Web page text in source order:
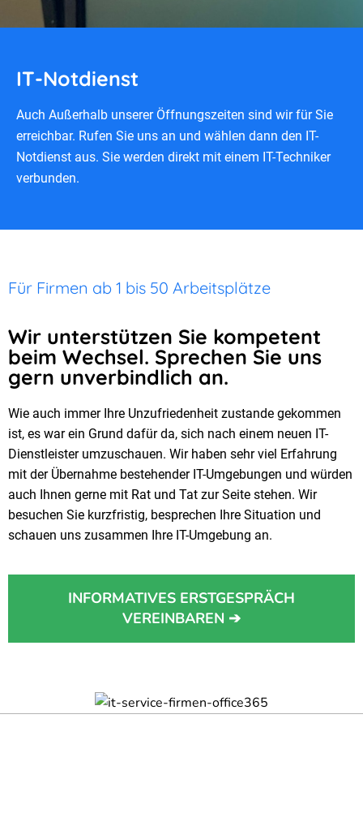
IT-Notdienst
Auch Außerhalb unserer Öffnungszeiten sind wir für Sie
erreichbar. Rufen Sie uns an und wählen dann den IT-
Notdienst aus. Sie werden direkt mit einem IT-Techniker
verbunden.
Für Firmen ab 1 bis 50 Arbeitsplätze
Wir unterstützen Sie kompetent
beim Wechsel. Sprechen Sie uns
gern unverbindlich an.
Wie auch immer Ihre Unzufriedenheit zustande gekommen
ist, es war ein Grund dafür da, sich nach einem neuen IT-
Dienstleister umzuschauen. Wir haben sehr viel Erfahrung
mit der Übernahme bestehender IT-Umgebungen und würden
auch Ihnen gerne mit Rat und Tat zur Seite stehen. Wir
besuchen Sie kurzfristig, besprechen Ihre Situation und
schauen uns zusammen Ihre IT-Umgebung an.
INFORMATIVES ERSTGESPRÄCH
VEREINBAREN ➔